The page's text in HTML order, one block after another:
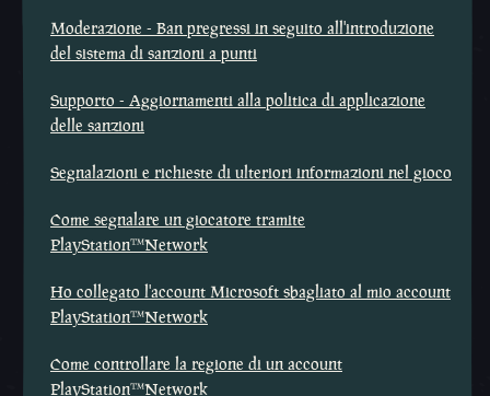
Moderazione - Ban pregressi in seguito all'introduzione
del sistema di sanzioni a punti
Supporto - Aggiornamenti alla politica di applicazione
delle sanzioni
Segnalazioni e richieste di ulteriori informazioni nel gioco
Come segnalare un giocatore tramite
PlayStation™Network
Ho collegato l'account Microsoft sbagliato al mio account
PlayStation™Network
Come controllare la regione di un account
PlayStation™Network